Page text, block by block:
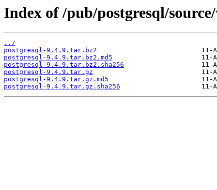
Index of /pub/postgresql/
../
postgresql-9.4.9.tar.bz2
postgresql-9.4.9.tar.bz2.md5
postgresql-9.4.9.tar.bz2.sha256
postgresql-9.4.9.tar.gz
postgresql-9.4.9.tar.gz.md5
postgresql-9.4.9.tar.gz.sha256